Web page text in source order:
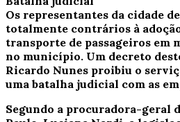
Os representantes da cidade
totalmente contrários à
transporte de passageiros em
no município. Um decreto
Ricardo Nunes proibiu o
uma batalha judicial com as
Segundo a procuradora-geral